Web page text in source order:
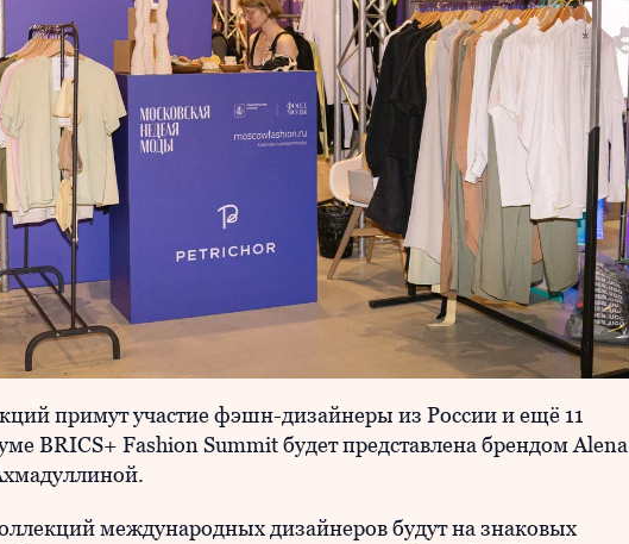
примут участие фэшн-дизайнеры из России и ещё 11
BRICS+ Fashion Summit будет представлена брендом Alena
международных дизайнеров будут на знаковых